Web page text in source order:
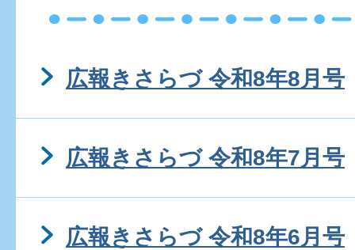
広報きさらづ 令和8年8月号
広報きさらづ 令和8年7月号
広報きさらづ 令和8年6月号